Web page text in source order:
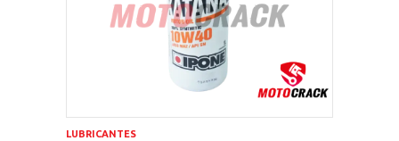
LUBRICANTES